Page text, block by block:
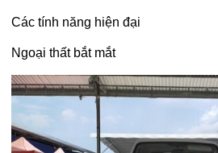
Các tính năng hiện đại
Ngoại thất bắt mắt